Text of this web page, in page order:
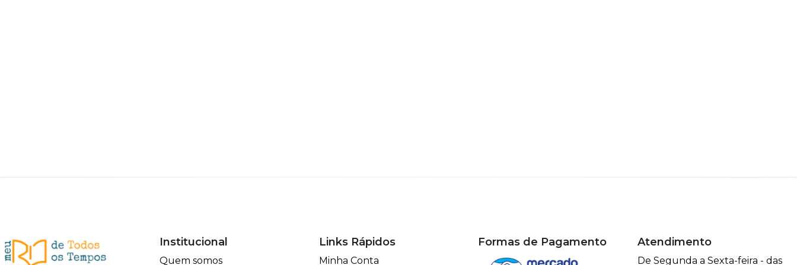
Institucional
Quem somos
Links Rápidos
Minha Conta
Formas de Pagamento Atendimento
De Segunda a Sexta-feira - das